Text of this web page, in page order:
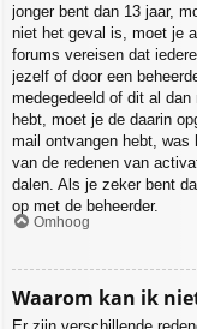
jonger bent dan 13 jaar,
niet het geval is, moet je
forums vereisen dat
jezelf of door een
medegedeeld of dit al
hebt, moet je de daarin
mail ontvangen hebt, was
van de redenen van
dalen. Als je zeker bent
op met de beheerder.
Omhoog
Waarom kan ik